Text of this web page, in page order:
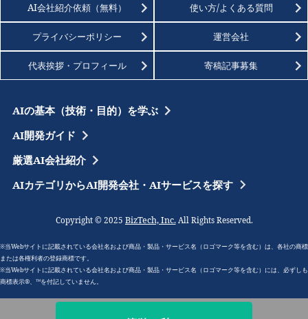
AI会社紹介依頼（無料） 使い方/よくある質問
プライバシーポリシー 運営会社
代表挨拶・プロフィール 寄稿記事募集
AIの基本（技術・目的）を学ぶ
AI開発ガイド
厳選AI会社紹介
AIカテゴリからAI開発会社・AIサービスを探す
Copyright © 2025 BizTech, Inc.All Rights Reserved.
※当Webサイトに記載されている会社名および商品・製品・サービス名（ロゴマーク等を含む）は、各社の商標
または各権利者の登録商標です。
※当Webサイトに記載されている会社名および商品・製品・サービス名（ロゴマーク等を含む）には、必ずしも
商標表示®、™を付記していません。